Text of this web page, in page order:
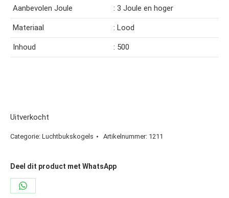
Aanbevolen Joule : 3 Joule en hoger
Materiaal : Lood
Inhoud : 500
Uitverkocht
Categorie: Luchtbukskogels Artikelnummer: 1211
Deel dit product met WhatsApp
Share